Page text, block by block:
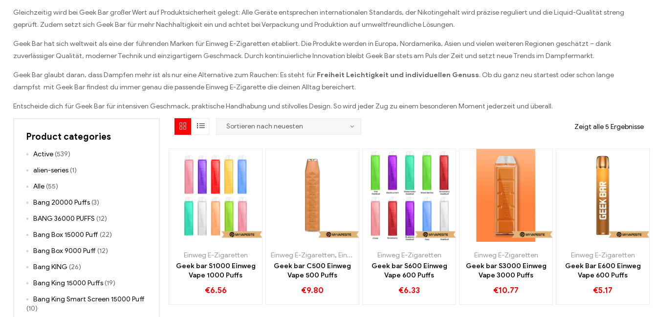
Gleichzeitig wird bei Geek Bar großer Wert auf Produktsicherheit gelegt: Alle Geräte entsprechen internationalen Standards, der Nikotingehalt wird präzise reguliert und die Liquid-Qualität streng
geprüft. Zudem setzt sich Geek Bar für mehr Nachhaltigkeit ein und achtet bei Verpackung und Produktion auf umweltfreundliche Lösungen.
Geek Bar hat sich weltweit als eine der führenden Marken für Einweg E-Zigaretten etabliert. Die Produkte werden in Europa, Nordamerika, Asien und vielen weiteren Regionen geschätzt – dank
zuverlässiger Qualität, moderner Technik und einzigartigem Geschmack. Durch kontinuierliche Innovation bleibt Geek Bar stets am Puls der Zeit und setzt neue Trends im Dampfermarkt.
Geek Bar glaubt daran, dass Dampfen mehr ist als nur eine Alternative zum Rauchen: Es steht für Freiheit Leichtigkeit und individuellen Genuss. Ob du ganz neu startest oder schon lange
dampfst mit Geek Bar findest du immer genau die passende Einweg E-Zigarette die deinen Alltag bereichert.
Entscheide dich für Geek Bar für intensiven Geschmack, praktische Handhabung und stilvolles Design. So wird jeder Zug zu einem besonderen Moment jederzeit und überall.
Zeigt alle 5 Ergebnisse
Einweg E-Zigaretten
Geek bar S1000 Einweg
Vape 1000 Puffs
€6.56
Einweg E-Zigaretten, Einweg-E-Zigaretten Litauen ,Einweg-E-Zigaretten Luxemburg, Einweg-E-Zigaretten Österreich
Geek bar C500 Einweg
Vape 500 Puffs
€9.80
Einweg E-Zigaretten
Geek bar S600 Einweg
Vape 600 Puffs
€6.33
Einweg E-Zigaretten
Geek bar S3000 Einweg
Vape 3000 Puffs
€10.77
Einweg E-Zigaretten
Geek Bar E600 Einweg
Vape 600 Puffs
€5.17
Product categories
Active (539)
alien-series (1)
Alle (55)
Bang 20000 Puffs (3)
BANG 36000 PUFFS (12)
Bang Box 15000 Puff (22)
Bang Box 9000 Puff (12)
Bang KING (26)
Bang King 15000 Puffs (19)
Bang King Smart Screen 15000 Puff
(10)